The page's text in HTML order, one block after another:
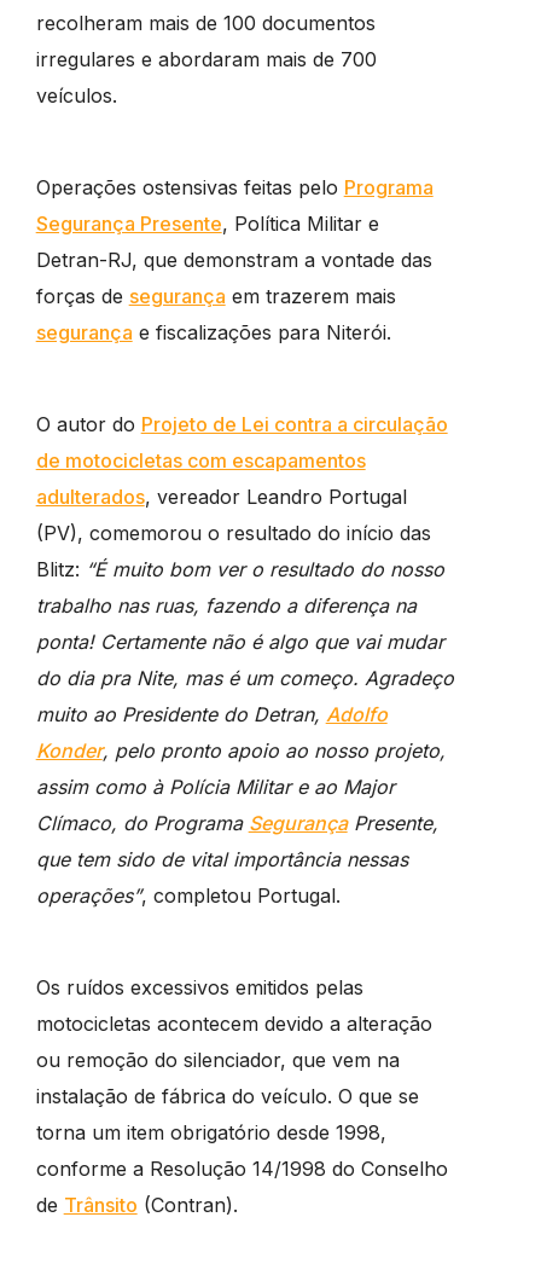
recolheram mais de 100 documentos
irregulares e abordaram mais de 700
veículos.
Operações ostensivas feitas pelo Programa
Segurança Presente, Política Militar e
Detran-RJ, que demonstram a vontade das
forças de segurança em trazerem mais
segurança e fiscalizações para Niterói.
O autor do Projeto de Lei contra a circulação
de motocicletas com escapamentos
adulterados, vereador Leandro Portugal
(PV), comemorou o resultado do início das
Blitz: “É muito bom ver o resultado do nosso
trabalho nas ruas, fazendo a diferença na
ponta! Certamente não é algo que vai mudar
do dia pra Nite, mas é um começo. Agradeço
muito ao Presidente do Detran, Adolfo
Konder, pelo pronto apoio ao nosso projeto,
assim como à Polícia Militar e ao Major
Clímaco, do Programa SegurançaPresente,
que tem sido de vital importância nessas
operações”, completou Portugal.
Os ruídos excessivos emitidos pelas
motocicletas acontecem devido a alteração
ou remoção do silenciador, que vem na
instalação de fábrica do veículo. O que se
torna um item obrigatório desde 1998,
conforme a Resolução 14/1998 do Conselho
de Trânsito (Contran).